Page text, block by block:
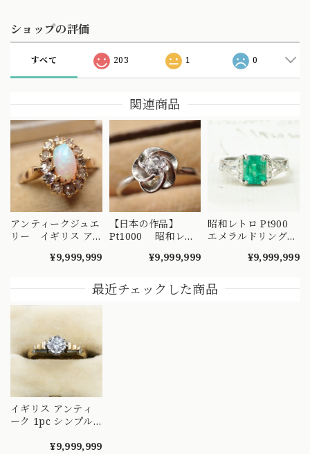
ショップの評価
すべて 203 1 0
関連商品
アンティークジュエ
リー イギリス ア
エッジ技法 クラス
イン リング K18 オ
パール ダイヤモン
ド 〜オパールとダ
イヤのお花の様なデ
ザイン〜 DR00689
¥9,999,999
【日本の作品】
Pt1000 昭和レト
リング 捻り梅
り 吉祥文様 ～
楚々とした可憐な華
¥9,999,999
昭和レトロ Pt900
エメラルドリング
トカット ダイヤモ
テージジュエリー
～顔まで美しい ト
¥9,999,999
最近チェックした商品
イギリス アンティ
ーク 1pc シンプル
ジョン セッティン
¥9,999,999